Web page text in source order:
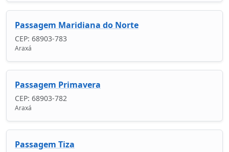
Passagem Maridiana do Norte
CEP: 68903-783
Araxá
Passagem Primavera
CEP: 68903-782
Araxá
Passagem Tiza